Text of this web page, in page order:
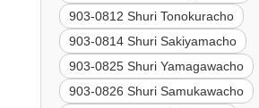
903-0812 Shuri Tonokuracho
903-0814 Shuri Sakiyamacho
903-0825 Shuri Yamagawacho
903-0826 Shuri Samukawacho